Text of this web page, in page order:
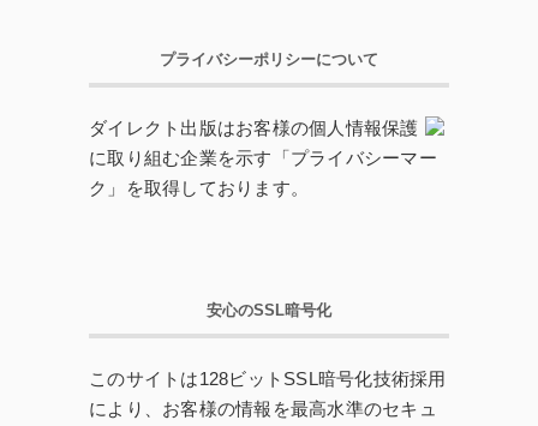
プライバシーポリシーについて
ダイレクト出版はお客様の個人情報保護
に取り組む企業を示す「プライバシーマー
ク」を取得しております。
安心のSSL暗号化
このサイトは128ビットSSL暗号化技術採用
により、お客様の情報を最高水準のセキュ